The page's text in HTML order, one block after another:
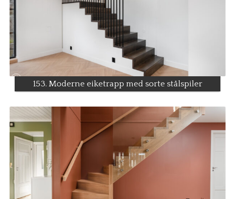
153. Moderne eiketrapp med sorte stålspiler